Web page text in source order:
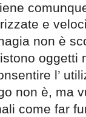
e
non è
oggetti
l’
non è, ma
come far